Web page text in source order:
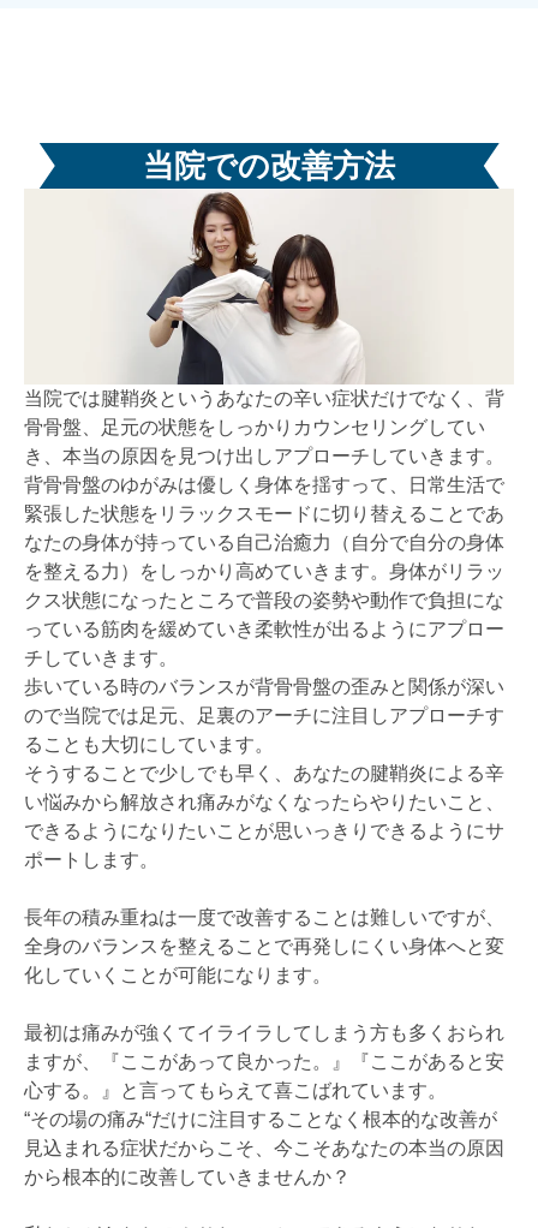
当院での改善方法
当院では腱鞘炎というあなたの辛い症状だけでなく、背
骨骨盤、足元の状態をしっかりカウンセリングしてい
き、本当の原因を見つけ出しアプローチしていきます。
背骨骨盤のゆがみは優しく身体を揺すって、日常生活で
緊張した状態をリラックスモードに切り替えることであ
なたの身体が持っている自己治癒力（自分で自分の身体
を整える力）をしっかり高めていきます。身体がリラッ
クス状態になったところで普段の姿勢や動作で負担にな
っている筋肉を緩めていき柔軟性が出るようにアプロー
チしていきます。
歩いている時のバランスが背骨骨盤の歪みと関係が深い
ので当院では足元、足裏のアーチに注目しアプローチす
ることも大切にしています。
そうすることで少しでも早く、あなたの腱鞘炎による辛
い悩みから解放され痛みがなくなったらやりたいこと、
できるようになりたいことが思いっきりできるようにサ
ポートします。
長年の積み重ねは一度で改善することは難しいですが、
全身のバランスを整えることで再発しにくい身体へと変
化していくことが可能になります。
最初は痛みが強くてイライラしてしまう方も多くおられ
ますが、『ここがあって良かった。』『ここがあると安
心する。』と言ってもらえて喜こばれています。
“その場の痛み“だけに注目することなく根本的な改善が
見込まれる症状だからこそ、今こそあなたの本当の原因
から根本的に改善していきませんか？